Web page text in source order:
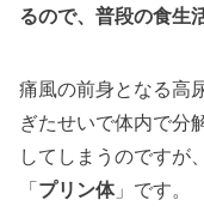
るので、普段の食生
痛風の前身となる高
ぎたせいで体内で分
してしまうのですが
「 プリン体」です。